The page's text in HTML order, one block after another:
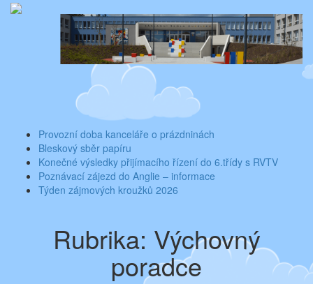
SkipAktuality ze školy
Základní škola Benešov, Dukelská 1818
Toggle
Provozní doba kanceláře o prázdninách
Bleskový sběr papíru
Konečné výsledky přijímacího řízení do 6.třídy s RVTV
Poznávací zájezd do Anglie – informace
Týden zájmových kroužků 2026
Rubrika: Výchovný
poradce